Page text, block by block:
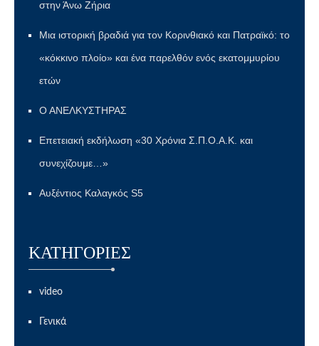
στην Άνω Ζήρια
Μια ιστορική βραδιά για τον Κορινθιακό και Πατραϊκό: το
«κόκκινο πλοίο» και ένα παρελθόν ενός εκατομμυρίου
ετών
Ο ΑΝΕΛΚΥΣΤΗΡΑΣ
Επετειακή εκδήλωση «30 Χρόνια Σ.Π.Ο.Α.Κ. και
συνεχίζουμε…»
Αυξέντιος Καλαγκός S5
KΑΤΗΓΟΡΊΕΣ
video
Γενικά